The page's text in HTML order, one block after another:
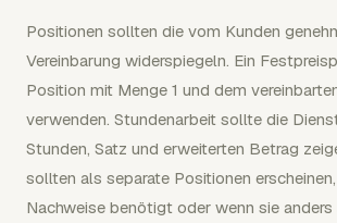
Positionen sollten die vom Kunden
Vereinbarung widerspiegeln. Ein
Position mit Menge 1 und dem
verwenden. Stundenarbeit sollte die
Stunden, Satz und erweiterten Betrag
sollten als separate Positionen
Nachweise benötigt oder wenn sie